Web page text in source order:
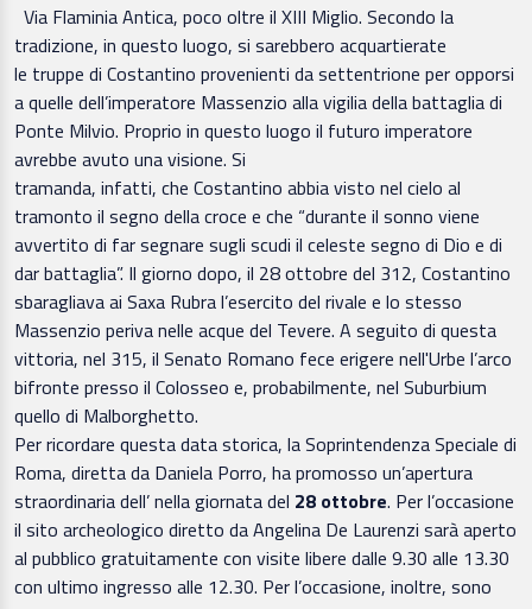
Via Flaminia Antica, poco oltre il XIII Miglio. Secondo la
tradizione, in questo luogo, si sarebbero acquartierate
le truppe di Costantino provenienti da settentrione per opporsi
a quelle dell’imperatore Massenzio alla vigilia della battaglia di
Ponte Milvio. Proprio in questo luogo il futuro imperatore
avrebbe avuto una visione. Si
tramanda, infatti, che Costantino abbia visto nel cielo al
tramonto il segno della croce e che “durante il sonno viene
avvertito di far segnare sugli scudi il celeste segno di Dio e di
dar battaglia”. Il giorno dopo, il 28 ottobre del 312, Costantino
sbaragliava ai Saxa Rubra l’esercito del rivale e lo stesso
Massenzio periva nelle acque del Tevere. A seguito di questa
vittoria, nel 315, il Senato Romano fece erigere nell'Urbe l’arco
bifronte presso il Colosseo e, probabilmente, nel Suburbium
quello di Malborghetto.
Per ricordare questa data storica, la Soprintendenza Speciale di
Roma, diretta da Daniela Porro, ha promosso un’apertura
straordinaria dell’nella giornata del 28 ottobre. Per l’occasione
il sito archeologico diretto da Angelina De Laurenzi sarà aperto
al pubblico gratuitamente con visite libere dalle 9.30 alle 13.30
con ultimo ingresso alle 12.30. Per l’occasione, inoltre, sono